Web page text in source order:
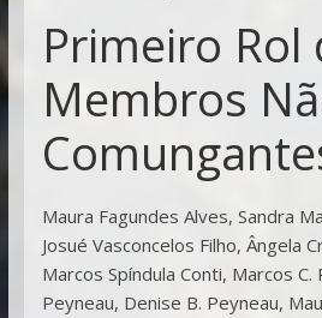
Primeiro Rol
Membros
Maura Fagundes Alves, Sandra
Josué Vasconcelos Filho, Ângela
Marcos Spíndula Conti, Marcos
Peyneau, Denise B. Peyneau,